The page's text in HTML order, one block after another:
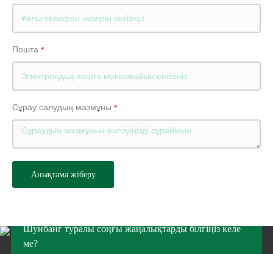
Пошта
Сұрау салудың мазмұны
Анықтама жіберу
Шунбанг туралы соңғы жаңалықтарды білгіңіз келе
ме?